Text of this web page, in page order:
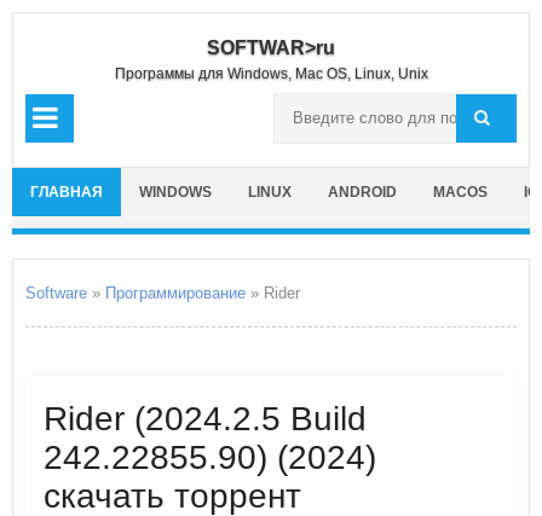
SOFTWAR>ru
Программы для Windows, Mac OS, Linux, Unix
ГЛАВНАЯ WINDOWS LINUX ANDROID MACOS
Software » Программирование » Rider
Rider (2024.2.5 Build
242.22855.90) (2024)
скачать торрент